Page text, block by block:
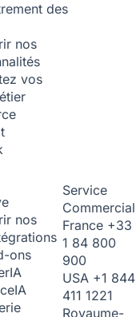
des
nos
vos
nos
ons
IA
IA
Service
Commercial
France +33
1 84 800
900
USA +1 844
411 1221
Royaume-